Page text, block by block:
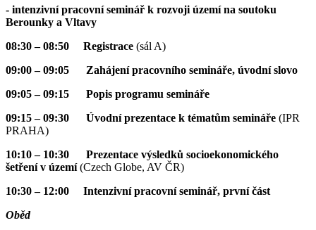
- intenzivní pracovní seminář k rozvoji území na soutoku
Berounky a Vltavy
08:30 – 08:50 Registrace (sál A)
09:00 – 09:05 Zahájení pracovního semináře, úvodní slovo
09:05 – 09:15
Popis programu semináře
09:15 – 09:30 Úvodní prezentace k tématům semináře (IPR
PRAHA)
10:10 – 10:30 Prezentace výsledků socioekonomického
šetření v území(Czech Globe, AV ČR)
10:30 – 12:00 Intenzivní pracovní seminář, první část
Oběd